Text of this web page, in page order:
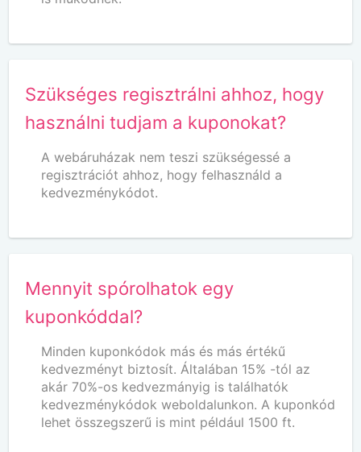
Szükséges regisztrálni ahhoz, hogy
használni tudjam a kuponokat?
A webáruházak nem teszi szükségessé a
regisztrációt ahhoz, hogy felhasználd a
kedvezménykódot.
Mennyit spórolhatok egy
kuponkóddal?
Minden kuponkódok más és más értékű
kedvezményt biztosít. Általában 15% -tól az
akár 70%-os kedvezmányig is találhatók
kedvezménykódok weboldalunkon. A kuponkód
lehet összegszerű is mint például 1500 ft.